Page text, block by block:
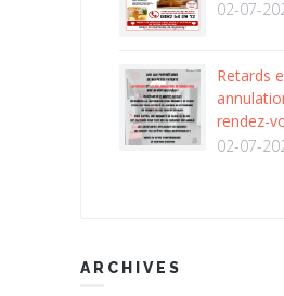
02-07-
Retards
rendez-
02-07-
ARCHIVES